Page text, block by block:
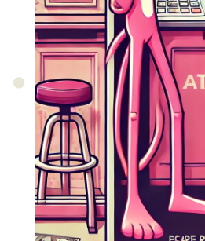
Tama skriva tragove, ali i
Samo oni najhrabriji,
najsnalažljiviji mogu